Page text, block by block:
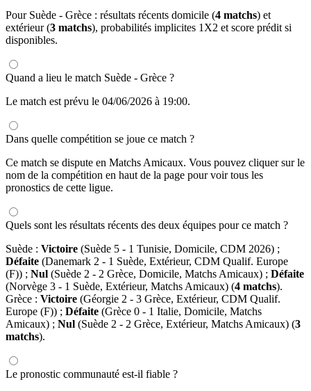
Pour Suède - Grèce : résultats récents domicile (4 matchs) et
extérieur (3 matchs), probabilités implicites 1X2 et score prédit si
disponibles.
Quand a lieu le match Suède - Grèce ?
Le match est prévu le 04/06/2026 à 19:00.
Dans quelle compétition se joue ce match ?
Ce match se dispute en Matchs Amicaux. Vous pouvez cliquer sur le
nom de la compétition en haut de la page pour voir tous les
pronostics de cette ligue.
Quels sont les résultats récents des deux équipes pour ce match ?
Suède : Victoire (Suède 5 - 1 Tunisie, Domicile, CDM 2026) ;
Défaite (Danemark 2 - 1 Suède, Extérieur, CDM Qualif. Europe
(F)) ; Nul (Suède 2 - 2 Grèce, Domicile, Matchs Amicaux) ; Défaite
(Norvège 3 - 1 Suède, Extérieur, Matchs Amicaux) (4 matchs).
Grèce : Victoire (Géorgie 2 - 3 Grèce, Extérieur, CDM Qualif.
Europe (F)) ; Défaite (Grèce 0 - 1 Italie, Domicile, Matchs
Amicaux) ; Nul (Suède 2 - 2 Grèce, Extérieur, Matchs Amicaux) (3
matchs).
Le pronostic communauté est-il fiable ?